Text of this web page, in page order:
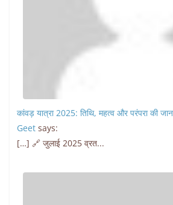
कांवड़ यात्रा 2025: तिथि, महत्व और परंपरा की
Geet says:
[…] 🔗 जुलाई 2025 व्रत...